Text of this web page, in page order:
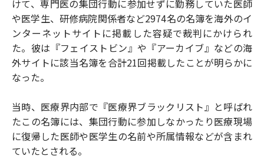
けて、専門医の集団行動に参加せずに勤務していた医師
や医学生、研修病院関係者など2974名の名簿を海外のイ
ンターネットサイトに掲載した容疑で裁判にかけられ
た。彼は『フェイストビン』や『アーカイブ』などの海
外サイトに該当名簿を合計21回掲載したことが明らかに
なった。
当時、医療界内部で『医療界ブラックリスト』と呼ばれ
たこの名簿には、集団行動に参加しなかったり医療現場
に復帰した医師や医学生の名前や所属情報などが含まれ
ていたとされる。